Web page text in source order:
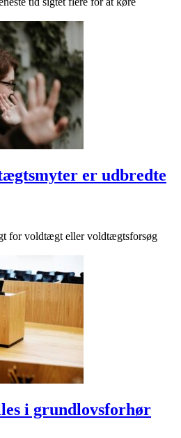
er udbredte
for voldtægt eller voldtægtsforsøg
i grundlovsforhør